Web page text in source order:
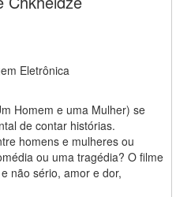
Eletrônica
Homem e uma Mulher) se
de contar histórias.
homens e mulheres ou
ou uma tragédia? O filme
não sério, amor e dor,